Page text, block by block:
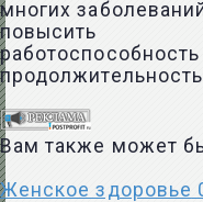
многих
повысить
Вам также может
Женское здоровье